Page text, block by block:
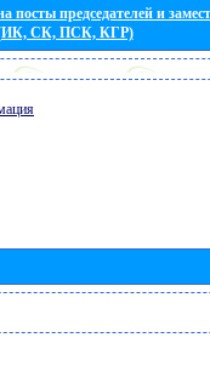
посты председателей и
СК, ПСК, КГР)